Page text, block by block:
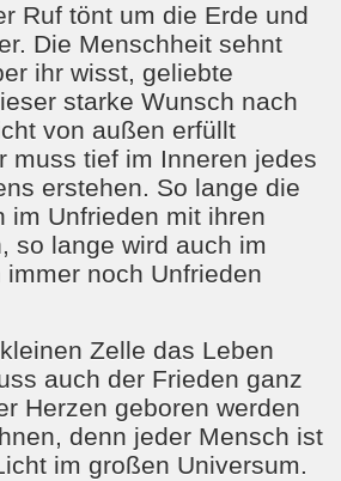
Ruf tönt um die Erde und
Die Menschheit sehnt
ihr wisst, geliebte
starke Wunsch nach
von außen erfüllt
muss tief im Inneren jedes
erstehen. So lange die
im Unfrieden mit ihren
so lange wird auch im
noch Unfrieden
Zelle das Leben
auch der Frieden ganz
Herzen geboren werden
denn jeder Mensch ist
im großen Universum.